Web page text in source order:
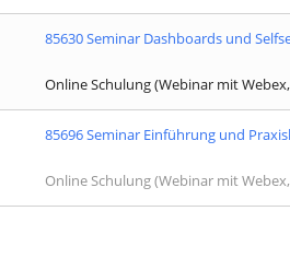
85630 Seminar Dashboards und
Online Schulung (Webinar mit
85696 Seminar Einführung und
Online Schulung (Webinar mit